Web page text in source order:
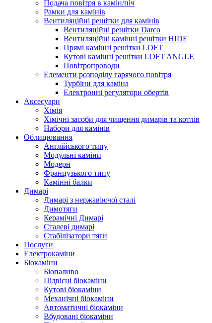
Подача повітря в камін/піч
Рамки для камінів
Вентиляційні решітки для камінів
Вентиляційні решітки Darco
Вентиляційні камінні решітки HIDE
Прямі камінні решітки LOFT
Кутові камінні решітки LOFT ANGLE
Повітропроводи
Елементи розподілу гарячого повітря
Турбіни для каміна
Електронні регулятори обертів
Аксесуари
Хімія
Хімічні засоби для чищення димарів та котлів
Набори для камінів
Облицювання
Англійського типу
Модульні каміни
Модерн
Французького типу
Камінні балки
Димарі
Димарі з нержавіючої сталі
Димотяги
Керамічні Димарі
Сталеві димарі
Стабілізатори тяги
Послуги
Електрокаміни
Біокаміни
Біопаливо
Підвісні біокаміни
Кутові біокаміни
Механічні біокаміни
Автоматичні біокаміни
Вбудовані біокаміни